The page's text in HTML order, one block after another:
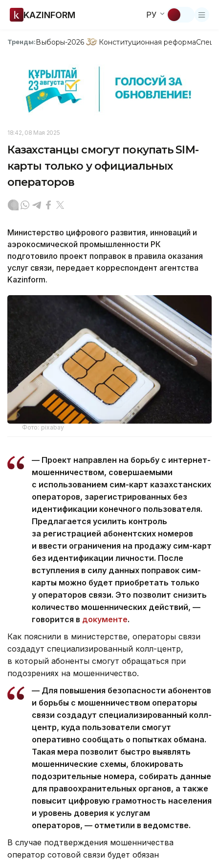
KAZINFORM РУ
Тренды:Выборы-2026 Конституционная реформа
18:42, 08 Мая 2025
Казахстанцы смогут покупать SIM-
карты только у официальных
операторов
Министерство цифрового развития, инноваций и
аэрокосмической промышленности РК
подготовило проект поправок в правила оказания
услуг связи, передает корреспондент агентства
Kazinform.
Фото: pixabay
— Проект направлен на борьбу с интернет-
мошенничеством, совершаемыми
с использованием сим-карт казахстанских
операторов, зарегистрированных без
идентификации конечного пользователя.
Предлагается усилить контроль
за регистрацией абонентских номеров
и ввести ограничения на продажу сим-карт
без идентификации личности. После
вступления в силу данных поправок сим-
карты можно будет приобретать только
у операторов связи. Это позволит снизить
количество мошеннических действий, —
говорится в документе.
Как пояснили в министерстве, операторы связи
создадут специализированный колл-центр,
в который абоненты смогут обращаться при
подозрениях на мошенничество.
— Для повышения безопасности абонентов
и борьбы с мошенничеством операторы
связи создадут специализированный колл-
центр, куда пользователи смогут
оперативно сообщать о попытках обмана.
Такая мера позволит быстро выявлять
мошеннические схемы, блокировать
подозрительные номера, собирать данные
для правоохранительных органов, а также
повысит цифровую грамотность населения
и уровень доверия к услугам
операторов, — отметили в ведомстве.
В случае подтверждения мошенничества
оператор сотовой связи будет обязан